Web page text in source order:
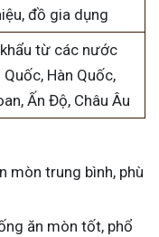
đồ gia dụng
từ các nước
Quốc, Hàn Quốc,
Ấn Độ, Châu Âu
mòn trung bình, phù
ăn mòn tốt, phổ